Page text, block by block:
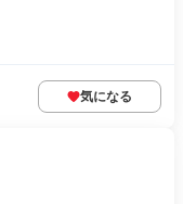
気になる